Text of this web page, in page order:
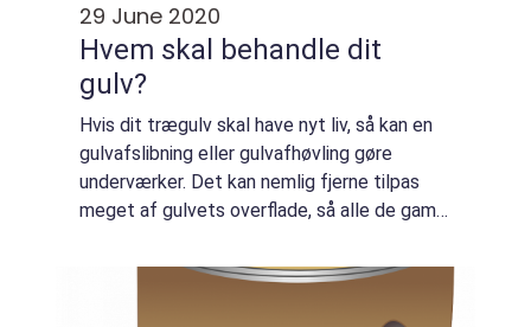
29 June 2020
Hvem skal behandle dit
gulv?
Hvis dit trægulv skal have nyt liv, så kan en
gulvafslibning eller gulvafhøvling gøre
underværker. Det kan nemlig fjerne tilpas
meget af gulvets overflade, så alle de gamle